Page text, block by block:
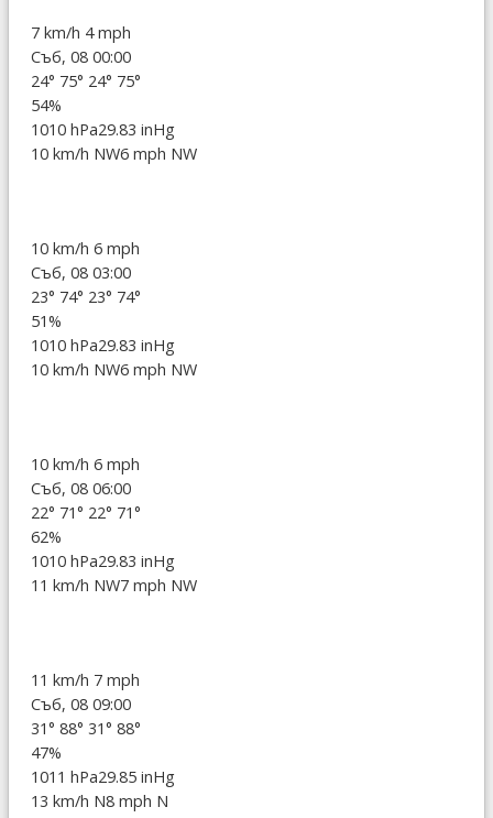
7 km/h 4 mph
Съб, 08 00:00
24° 75° 24° 75°
54%
1010 hPa29.83 inHg
10 km/h NW6 mph NW
10 km/h 6 mph
Съб, 08 03:00
23° 74° 23° 74°
51%
1010 hPa29.83 inHg
10 km/h NW6 mph NW
10 km/h 6 mph
Съб, 08 06:00
22° 71° 22° 71°
62%
1010 hPa29.83 inHg
11 km/h NW7 mph NW
11 km/h 7 mph
Съб, 08 09:00
31° 88° 31° 88°
47%
1011 hPa29.85 inHg
13 km/h N8 mph N